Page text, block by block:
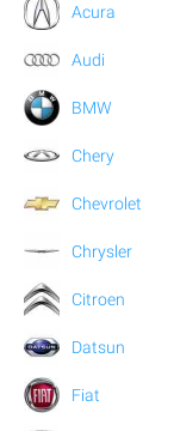
Acura
Audi
BMW
Chery
Chevrolet
Chrysler
Citroen
Datsun
Fiat